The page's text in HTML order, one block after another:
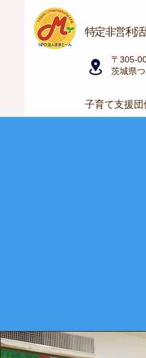
特定非営利
〒305-
茨城県
子育て支援団